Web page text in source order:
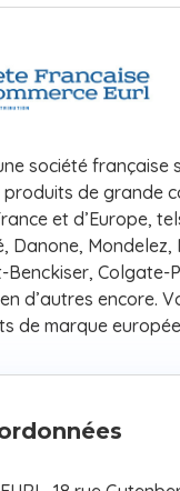
société française
de grande
et d’Europe,
Danone, Mondelez,
Benckiser, Colgate-
d’autres encore.
de marque